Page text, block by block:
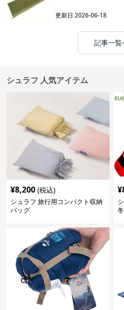
更新日2026-06-18
記事一覧
シュラフ 人気アイテム
¥8,200 (税込)
シュラフ 旅行用コンパクト収納
バッグ
¥